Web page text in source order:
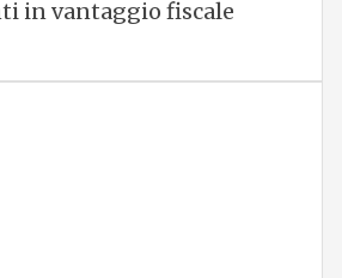
in vantaggio fiscale